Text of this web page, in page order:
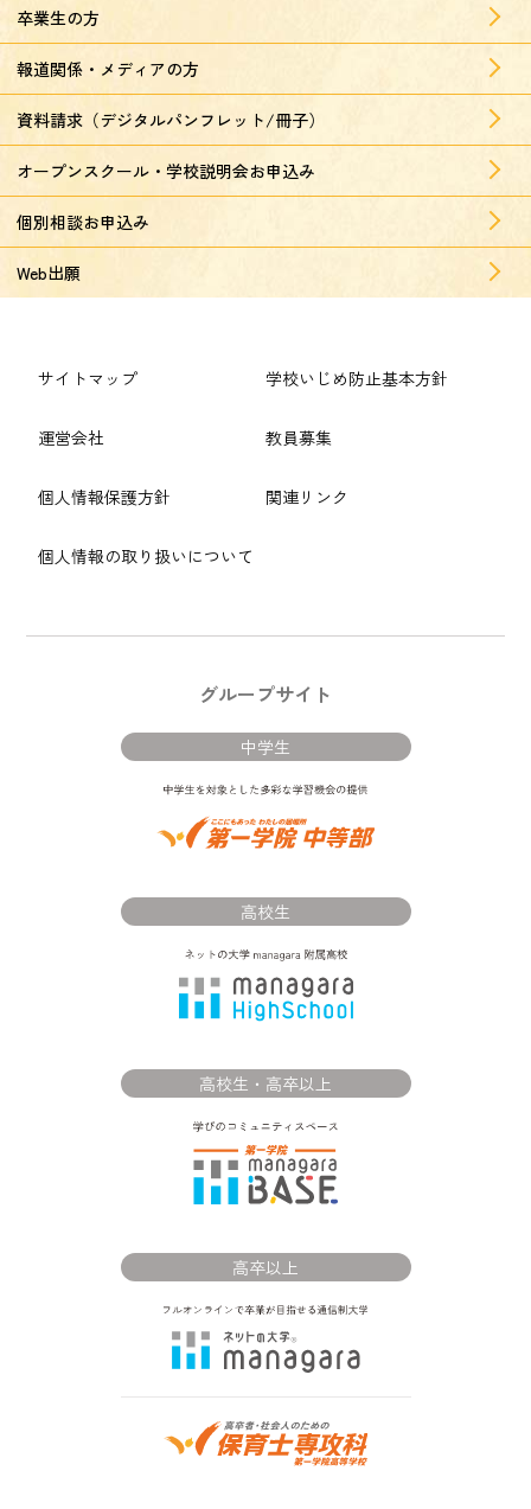
卒業生の方
報道関係・メディアの方
資料請求（デジタルパンフレット/冊子）
オープンスクール・学校説明会お申込み
個別相談お申込み
Web出願
サイトマップ
運営会社
個人情報保護方針
個人情報の取り扱いについて
学校いじめ防止基本方針
教員募集
関連リンク
グループサイト
中学生
高校生
高校生・高卒以上
高卒以上